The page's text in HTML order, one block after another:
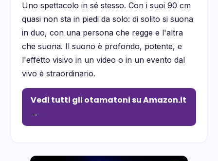
Uno spettacolo in sé stesso. Con i suoi 90 cm
quasi non sta in piedi da solo: di solito si suona
in duo, con una persona che regge e l'altra
che suona. Il suono è profondo, potente, e
l'effetto visivo in un video o in un evento dal
vivo è straordinario.
Vedi tutti gli otamatoni su Amazon.it
→